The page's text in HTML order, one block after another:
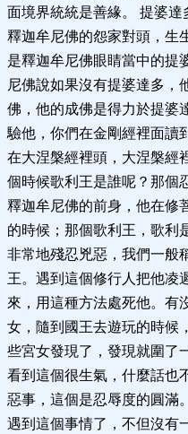
面境界統統是善緣。 提婆
釋迦牟尼佛的怨家對頭，生
是釋迦牟尼佛眼睛當中的提
尼佛說如果沒有提婆達多，
佛，他的成佛是得力於提婆
驗他，你們在金剛經裡面讀
在大涅槃經裡頭，大涅槃經
個時候歌利王是誰呢？那個
釋迦牟尼佛的前身，他在修
的時候；那個歌利王，歌利
非常地殘忍兇惡，我們一般
王。遇到這個修行人把他凌
來，用這種方法處死他。有
女，隨到國王去遊玩的時候
些宮女發現了，發現就圍了
看到這個很生氣，什麼話也
惡事，這個是忍辱度的圓滿
遇到這個事情了，不但沒有